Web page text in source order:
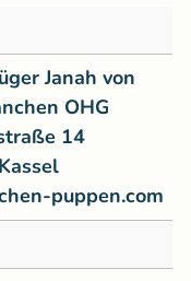
Janah von
OHG
14
puppen.com